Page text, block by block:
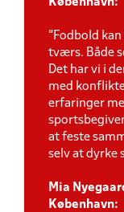
København:
”Fodbold
tværs. Både
Det har vi i
med
erfaringer
at feste
selv at dyrke
Mia
København: